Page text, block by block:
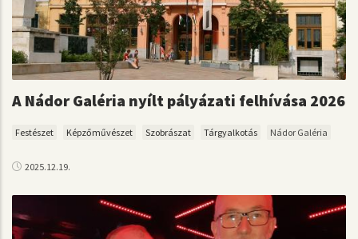
A Nádor Galéria nyílt pályázati felhívása 2026
Festészet Képzőművészet Szobrászat Tárgyalkotás Nádor Galéria
2025.12.19.